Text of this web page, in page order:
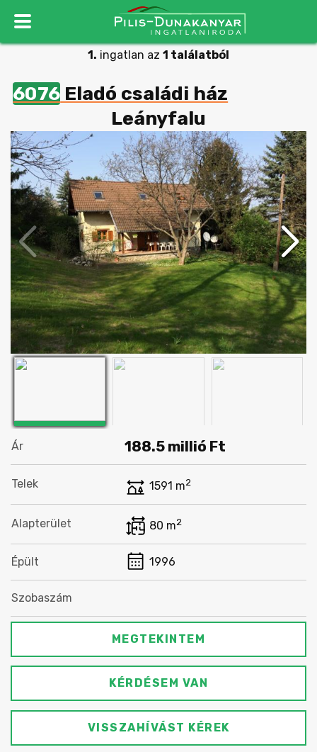
1. ingatlan az 1 találatból
6076 Eladó családi ház
Leányfalu
Ár 188.5 millió Ft
Telek 1591 m2
Alapterület 80 m2
Épült 1996
Szobaszám
MEGTEKINTEM
KÉRDÉSEM VAN
VISSZAHÍVÁST KÉREK